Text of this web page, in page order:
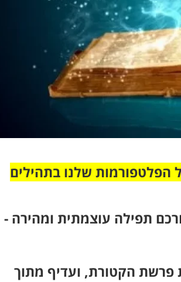
הפלטפורמות שלנו בתהילים
תפילה עוצמתית ומהירה -
פרשת הקטורת, ועדיף מתוך